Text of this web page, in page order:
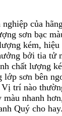
của
sơn bạc
kém, hiệu
bởi tia tử
chất lượng
lớp sơn bên
Vị trí nào
màu nhanh
Quý cho hay.